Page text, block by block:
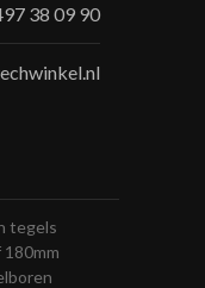
38 09 90
tegels